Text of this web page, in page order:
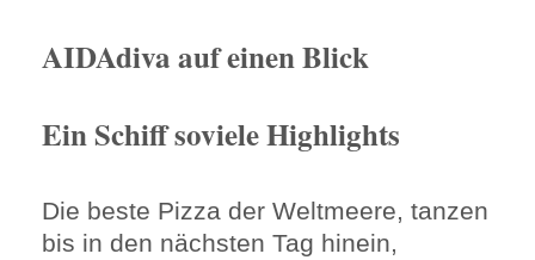
AIDAdiva auf einen Blick
Ein Schiff soviele Highlights
Die beste Pizza der Weltmeere, tanzen
bis in den nächsten Tag hinein,